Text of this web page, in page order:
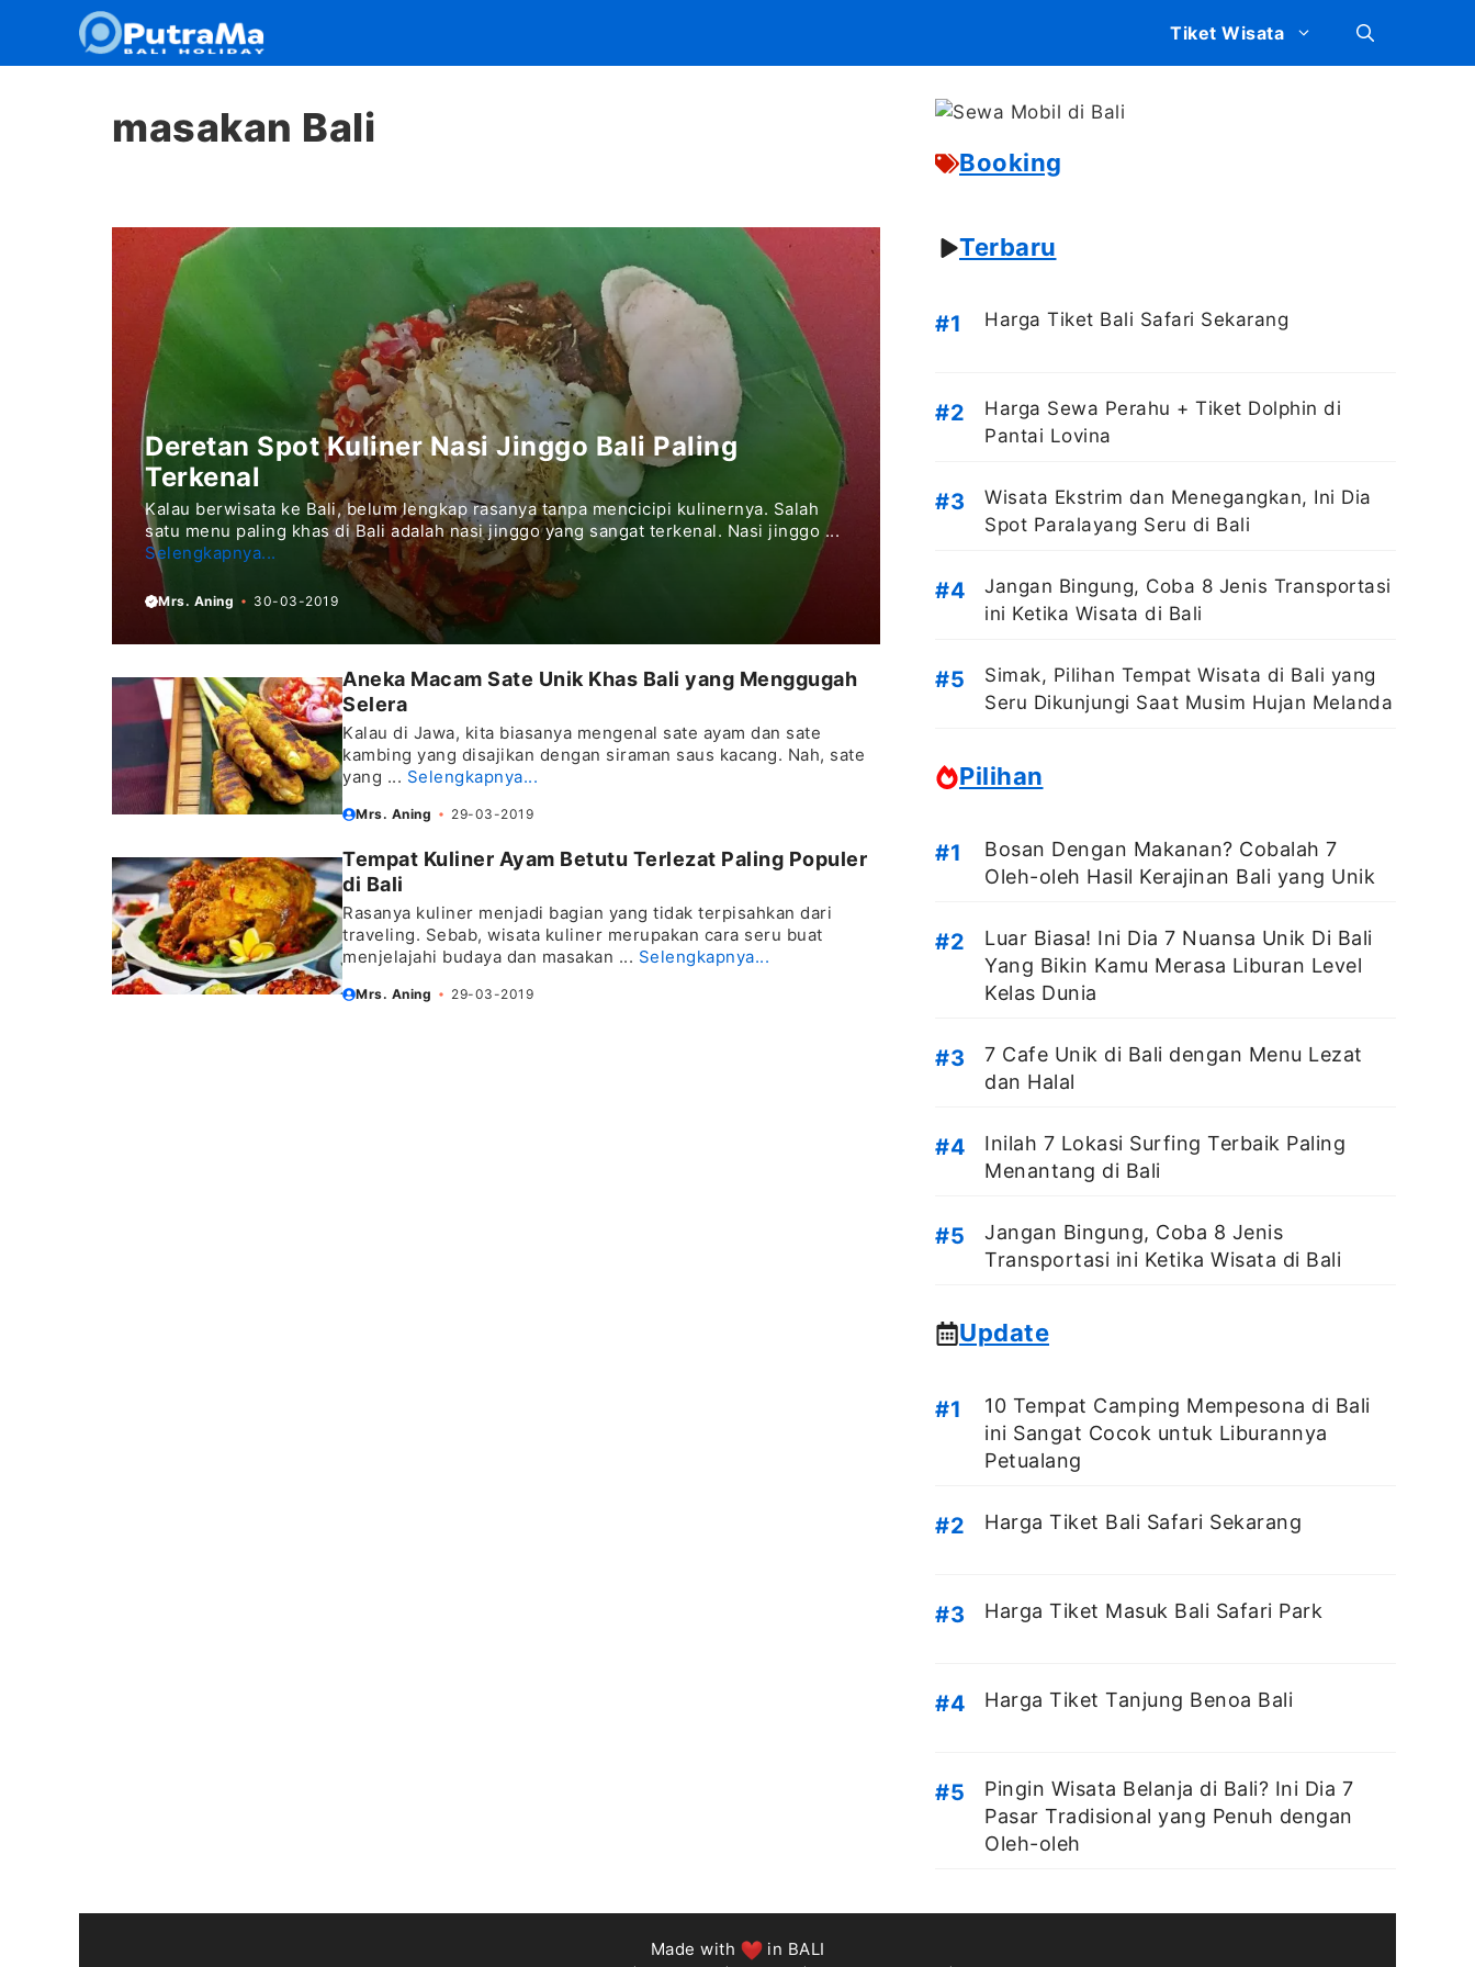
Langsung
isi
Tiket Wisata
masakan Bali
Deretan Spot Kuliner Nasi Jinggo Bali Paling
Terkenal
Kalau berwisata ke Bali, belum lengkap rasanya tanpa mencicipi kulinernya. Salah
satu menu paling khas di Bali adalah nasi jinggo yang sangat terkenal. Nasi jinggo ...
Selengkapnya...
Mrs. Aning 30-03-2019
Aneka Macam Sate Unik Khas Bali yang Menggugah
Selera
Kalau di Jawa, kita biasanya mengenal sate ayam dan sate
kambing yang disajikan dengan siraman saus kacang. Nah, sate
yang ... Selengkapnya...
Mrs. Aning 29-03-2019
Tempat Kuliner Ayam Betutu Terlezat Paling Populer
di Bali
Rasanya kuliner menjadi bagian yang tidak terpisahkan dari
traveling. Sebab, wisata kuliner merupakan cara seru buat
menjelajahi budaya dan masakan ... Selengkapnya...
Mrs. Aning 29-03-2019
Booking
Terbaru
Harga Tiket Bali Safari Sekarang
Harga Sewa Perahu + Tiket Dolphin di
Pantai Lovina
Wisata Ekstrim dan Menegangkan, Ini Dia
Spot Paralayang Seru di Bali
Jangan Bingung, Coba 8 Jenis Transportasi
ini Ketika Wisata di Bali
Simak, Pilihan Tempat Wisata di Bali yang
Seru Dikunjungi Saat Musim Hujan Melanda
Pilihan
Bosan Dengan Makanan? Cobalah 7
Oleh-oleh Hasil Kerajinan Bali yang Unik
Luar Biasa! Ini Dia 7 Nuansa Unik Di Bali
Yang Bikin Kamu Merasa Liburan Level
Kelas Dunia
7 Cafe Unik di Bali dengan Menu Lezat
dan Halal
Inilah 7 Lokasi Surfing Terbaik Paling
Menantang di Bali
Jangan Bingung, Coba 8 Jenis
Transportasi ini Ketika Wisata di Bali
Update
10 Tempat Camping Mempesona di Bali
ini Sangat Cocok untuk Liburannya
Petualang
Harga Tiket Bali Safari Sekarang
Harga Tiket Masuk Bali Safari Park
Harga Tiket Tanjung Benoa Bali
Pingin Wisata Belanja di Bali? Ini Dia 7
Pasar Tradisional yang Penuh dengan
Oleh-oleh
Made with
in BALI